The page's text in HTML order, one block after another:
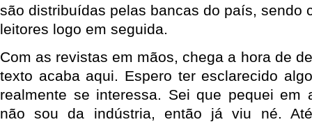
são distribuídas pelas bancas do país, sendo
leitores logo em seguida.
Com as revistas em mãos, chega a hora de
texto acaba aqui. Espero ter esclarecido
realmente se interessa. Sei que pequei em
não sou da indústria, então já viu né.